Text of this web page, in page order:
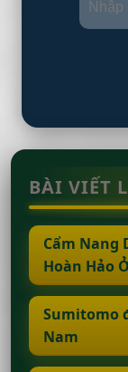
BÀI VIẾT
Cẩm Nang
Hoàn Hảo
Sumitomo
Nam